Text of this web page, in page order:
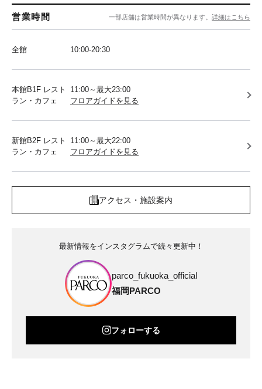
営業時間 一部店舗は営業時間が異なります。 詳細はこちら
全館 10:00-20:30
本館B1F レスト
ラン・カフェ
11:00～最大23:00
フロアガイドを見る
新館B2F レスト
ラン・カフェ
11:00～最大22:00
フロアガイドを見る
アクセス・施設案内
最新情報をインスタグラムで続々更新中！
parco_fukuoka_official
福岡PARCO
フォローする